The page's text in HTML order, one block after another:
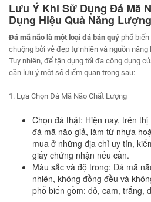
Lưu Ý Khi Sử Dụng Đá Mã
Dụng Hiệu Quả Năng
Đá mã não là một loại đá bán quý phổ
chuộng bởi vẻ đẹp tự nhiên và nguồn
Tuy nhiên, để tận dụng tối đa công dụng
cần lưu ý một số điểm quan trọng sau:
1. Lựa Chọn Đá Mã Não Chất Lượng
Chọn đá thật: Hiện nay, trên
đá mã não giả, làm từ nhựa
mua ở những địa chỉ uy tín,
giấy chứng nhận nếu cần.
Màu sắc và độ trong: Đá mã
nhiên, không đồng đều và
phổ biến gồm: đỏ, cam, trắng,